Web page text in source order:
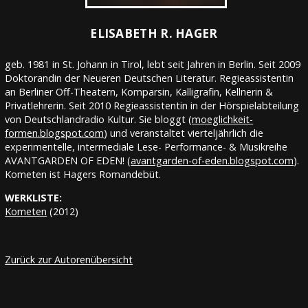
ELISABETH R. HAGER
geb. 1981 in St. Johann in Tirol, lebt seit Jahren in Berlin. Seit 2009
Doktorandin der Neueren Deutschen Literatur. Regieassistentin
an Berliner Off-Theatern, Komparsin, Kalligrafin, Kellnerin &
Privatlehrerin. Seit 2010 Regieassistentin in der Hörspielabteilung
von Deutschlandradio Kultur. Sie bloggt (moeglichkeit-
formen.blogspot.com) und veranstaltet vierteljährlich die
experimentelle, intermediale Lese- Performance- & Musikreihe
AVANTGARDEN OF EDEN! (avantgarden-of-eden.blogspot.com).
Kometen ist Hagers Romandebüt.
WERKLISTE:
Kometen (2012)
Zurück zur Autorenübersicht